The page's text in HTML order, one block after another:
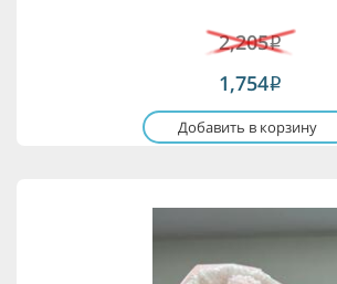
2,205i
1,754i
Добавить в корзину